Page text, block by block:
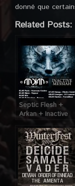
donné que
Related Posts:
Septic Flesh +
Arkan + Inactive
Messiah @
Nouveau Casino
(Paris), le 02 Mai
2009